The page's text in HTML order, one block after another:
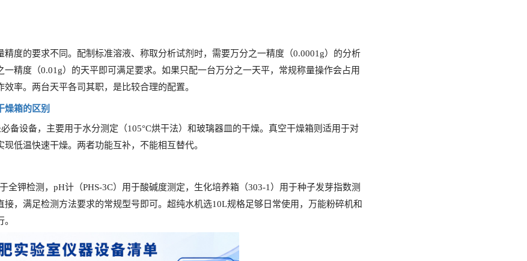
精度的要求不同。配制标准溶液、称取分析试剂时，需要万分之一精度（0.0001g）的分析
一精度（0.01g）的天平即可满足要求。如果只配一台万分之一天平，常规称量操作会占用
率。两台天平各司其职，是比较合理的配置。
燥箱的区别
备设备，主要用于水分测定（105°C烘干法）和玻璃器皿的干燥。真空干燥箱则适用于对
低温快速干燥。两者功能互补，不能相互替代。
全钾检测，pH计（PHS-3C）用于酸碱度测定，生化培养箱（303-1）用于种子发芽指数测
，满足检测方法要求的常规型号即可。超纯水机选10L规格足够日常使用，万能粉碎机和